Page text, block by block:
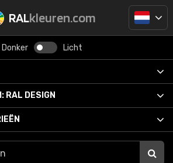
RALkleuren.com
Donker Licht
RAL DESIGN